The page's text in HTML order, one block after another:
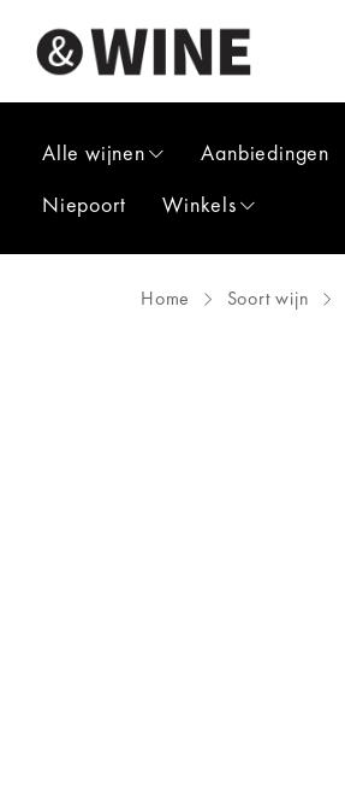
Alle wijnen Aanbiedingen
Niepoort
Winkels
Home Soort wijn